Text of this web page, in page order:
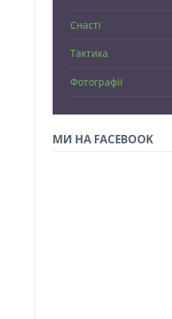
Снасті
Тактика
Фотографії
МИ НА FACEBOOK